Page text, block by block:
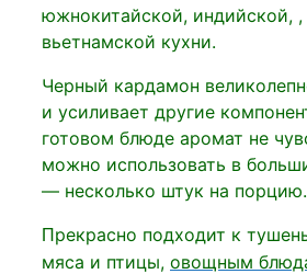
южнокитайской, индийской, ,
вьетнамской кухни.
Черный кардамон
и усиливает другие
готовом блюде аромат не
можно использовать в
— несколько штук на порцию.
П рекрасно подходит к
мяса и птицы, овощным